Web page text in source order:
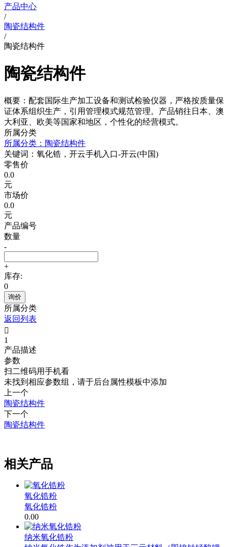
产品中心
/
陶瓷结构件
/
陶瓷结构件
陶瓷结构件
概要：配套国际生产加工设备和测试检验仪器，严格按质量保
证体系组织生产，引用管理模式规范管理。产品销往日本、澳
大利亚、欧美等国家和地区，个性化的经营模式。
所属分类
所属分类：陶瓷结构件
关键词：氧化锆，开云手机入口-开云(中国)
零售价
0.0
元
市场价
0.0
元
产品编号
数量
-
+
库存:
0
询价
所属分类
返回列表

1
产品描述
参数
扫二维码用手机看
未找到相应参数组，请于后台属性模板中添加
上一个
陶瓷结构件
下一个
陶瓷结构件
相关产品
氧化锆粉
氧化锆粉
0.00
纳米氧化锆粉